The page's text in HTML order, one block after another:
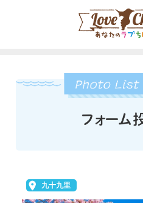
九十九里